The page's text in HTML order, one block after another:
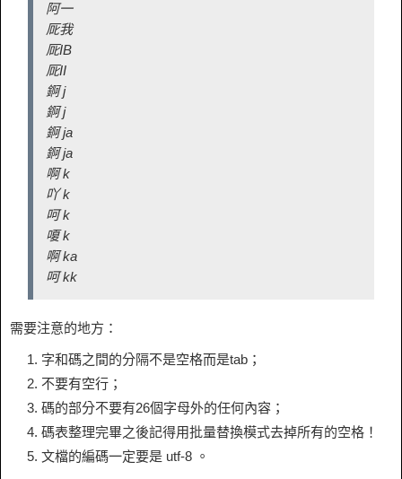
阿一
厑我
厑IB
厑II
錒 j
錒 j
錒 ja
錒 ja
啊 k
吖 k
呵 k
嗄 k
啊 ka
呵 kk
需要注意的地方：
字和碼之間的分隔不是空格而是tab；
不要有空行；
碼的部分不要有26個字母外的任何內容；
碼表整理完畢之後記得用批量替換模式去掉所有的空格！
文檔的編碼一定要是 utf-8 。